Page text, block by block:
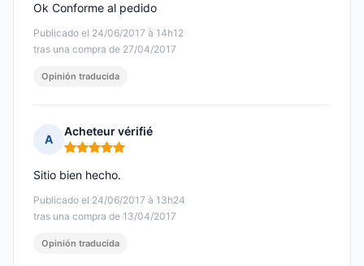
Publicado el 24/06/2017 à 14h12
tras una compra de 27/04/2017
Ok Conforme al pedido
Opinión traducida
A
Acheteur vérifié
Nota: 5 de 5
Publicado el 24/06/2017 à 13h24
tras una compra de 13/04/2017
Sitio bien hecho.
Opinión traducida